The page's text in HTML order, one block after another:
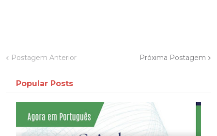
Postagem Anterior Próxima Postagem
Popular Posts